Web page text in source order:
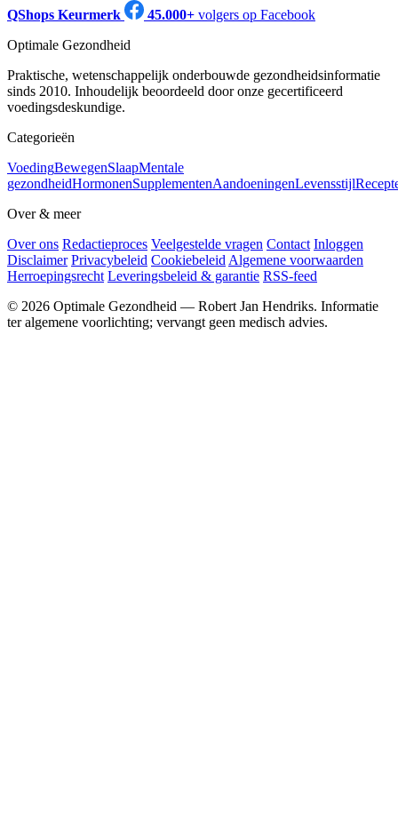
QShops Keurmerk
45.000+ volgers op Facebook
Optimale Gezondheid
Praktische, wetenschappelijk onderbouwde gezondheidsinformatie
sinds 2010. Inhoudelijk beoordeeld door onze gecertificeerd
voedingsdeskundige.
Categorieën
VoedingBewegenSlaapMentale
gezondheidHormonenSupplementenAandoeningenLevensstijl
Over & meer
Over ons Redactieproces Veelgestelde vragen Contact Inloggen
Disclaimer Privacybeleid Cookiebeleid Algemene voorwaarden
Herroepingsrecht Leveringsbeleid & garantie RSS-feed
© 2026 Optimale Gezondheid — Robert Jan Hendriks. Informatie
ter algemene voorlichting; vervangt geen medisch advies.